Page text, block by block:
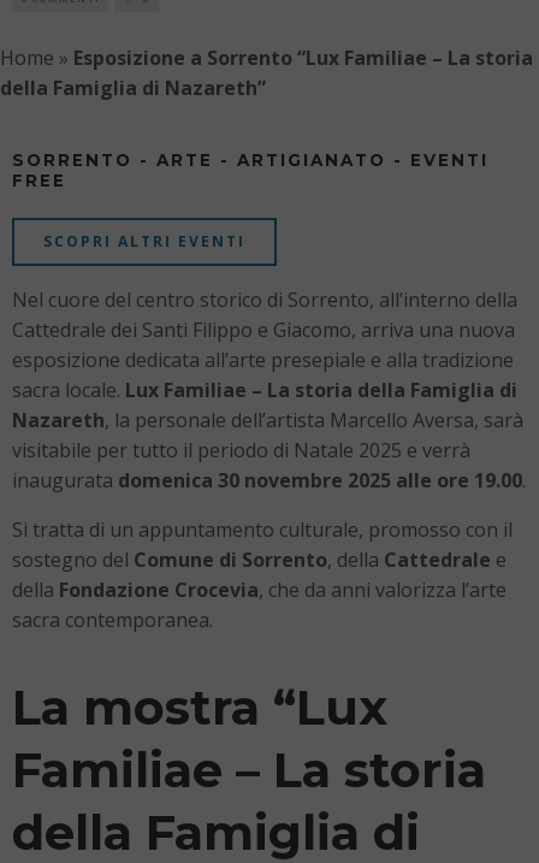
Home » Esposizione a Sorrento “Lux Familiae – La storia
della Famiglia di Nazareth”
SORRENTO - ARTE - ARTIGIANATO - EVENTI
FREE
SCOPRI ALTRI EVENTI
Nel cuore del centro storico di Sorrento, all’interno della
Cattedrale dei Santi Filippo e Giacomo, arriva una nuova
esposizione dedicata all’arte presepiale e alla tradizione
sacra locale. Lux Familiae – La storia della Famiglia di
Nazareth, la personale dell’artista Marcello Aversa, sarà
visitabile per tutto il periodo di Natale 2025 e verrà
inaugurata domenica 30 novembre 2025 alle ore 19.00.
Si tratta di un appuntamento culturale, promosso con il
sostegno del Comune di Sorrento, della Cattedrale e
della Fondazione Crocevia, che da anni valorizza l’arte
sacra contemporanea.
La mostra “Lux
Familiae – La storia
della Famiglia di